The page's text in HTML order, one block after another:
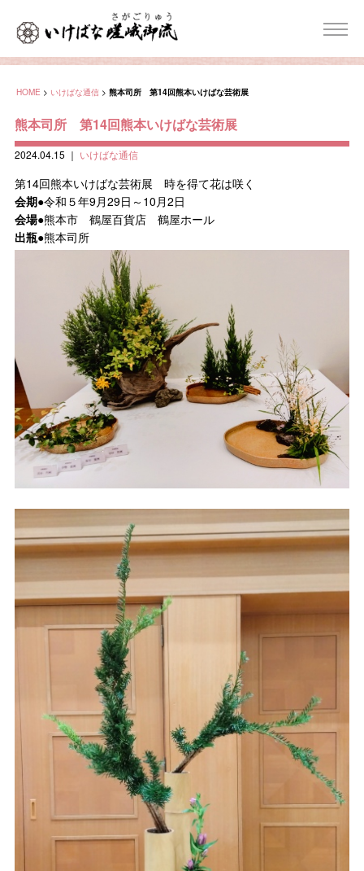
HOME > いけばな通信 > 熊本司所 第14回熊本いけばな芸術展
熊本司所 第14回熊本いけばな芸術展
2024.04.15 ｜ いけばな通信
第14回熊本いけばな芸術展 時を得て花は咲く
会期●令和５年9月29日～10月2日
会場●熊本市 鶴屋百貨店 鶴屋ホール
出瓶●熊本司所